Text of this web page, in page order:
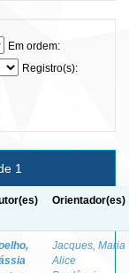
Em ordem:
Registro(s):
1
Orientador(es)
Jacques, Maria
Alice